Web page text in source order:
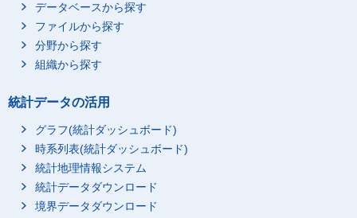
データベースから探す
ファイルから探す
分野から探す
組織から探す
統計データの活用
グラフ(統計ダッシュボード)
時系列表(統計ダッシュボード)
統計地理情報システム
統計データダウンロード
境界データダウンロード